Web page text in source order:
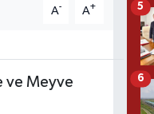
A- A+
ve Meyve
5
6